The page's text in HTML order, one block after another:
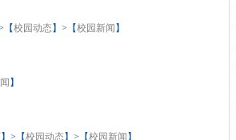
【校园动态 】>【校园新闻 】
】
】>【校园动态 】>【校园新闻 】